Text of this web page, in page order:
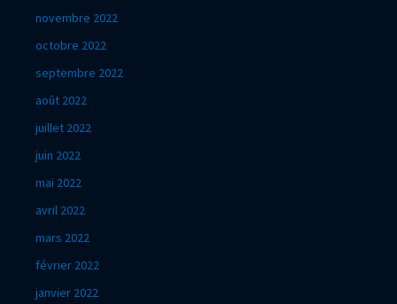
novembre 2022
octobre 2022
septembre 2022
août 2022
juillet 2022
juin 2022
mai 2022
avril 2022
mars 2022
février 2022
janvier 2022